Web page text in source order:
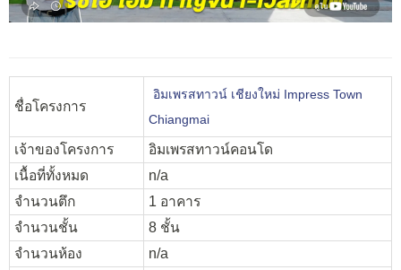
ชื่อโครงการ
อิมเพรสทาวน์ เชียงใหม่ Impress Town
Chiangmai
เจ้าของโครงการ
อิมเพรสทาวน์คอนโด
เนื้อที่ทั้งหมด
n/a
จำนวนตึก
1 อาคาร
จำนวนชั้น
8 ชั้น
จำนวนห้อง
n/a